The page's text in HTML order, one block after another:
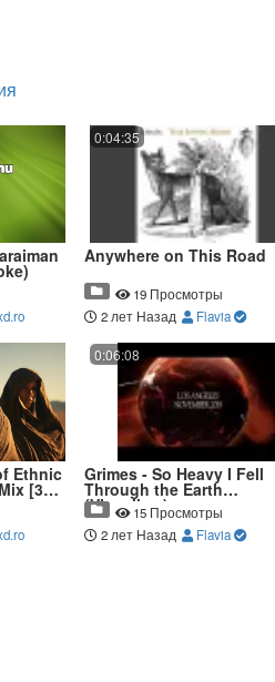
0:04:35
Anywhere on This Road
19 Просмотры
2 лет Назад
Flavia
Ethnic
[3
0:06:08
Grimes - So Heavy I Fell
Through the Earth
(Visualizer)15 Просмотры
2 лет Назад
Flavia